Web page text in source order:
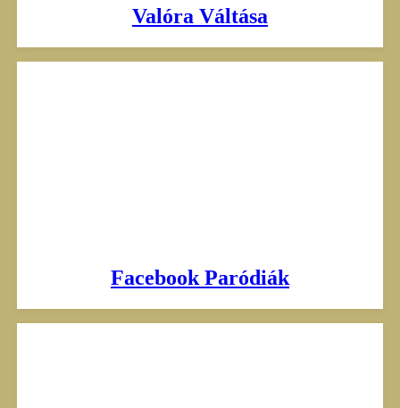
Valóra Váltása
Facebook Paródiák